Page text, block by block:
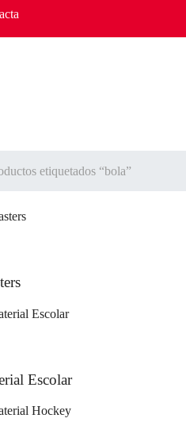
etiquetados “bola”
Escolar